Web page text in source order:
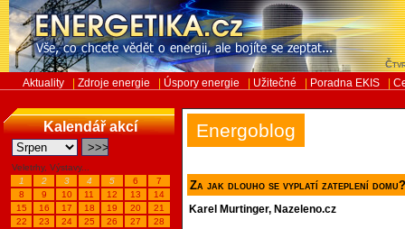
Aktuality Zdroje energie Úspory energie Užitečné Poradna EKIS
Kalendář akcí
Veletrhy, Výstavy...
1
2 3 4 5 6
7
8
9 10 11 12 13
14
15
16 17 18 19 20
21
22
23 24 25 26 27
28
Energoblog
Za jak dlouho se vyplatí zateplení
Karel Murtinger, Nazeleno.cz